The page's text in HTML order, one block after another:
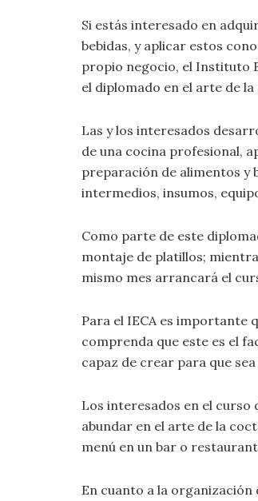
Si estás interesado en
bebidas, y aplicar estos
propio negocio, el Instituto
el diplomado en el arte de
Las y los interesados
de una cocina profesional,
preparación de alimentos y
intermedios, insumos,
Como parte de este
montaje de platillos;
mismo mes arrancará el
Para el IECA es importante
comprenda que este es el
capaz de crear para que
Los interesados en el curso
abundar en el arte de la
menú en un bar o
En cuanto a la